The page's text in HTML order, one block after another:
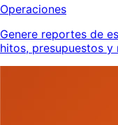
Operaciones
Genere reportes de
hitos, presupuestos y